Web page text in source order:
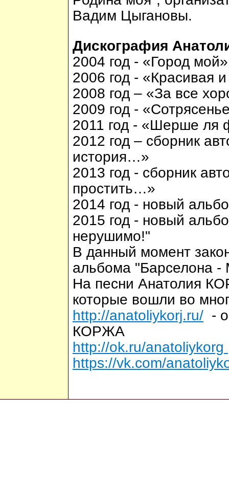
Вадим Цыгановы.
Дискография
2004 год - «Город
2006 год - «Красивая
2008 год – «За все
2009 год -
2011 год - «Шерше ля
2012 год – сборник
история…»
2013 год - сборник
простить…»
2014 год - новый
2015 год - новый
нерушимо!"
В данный момент
альбома "Барселона -
На песни Анатолия
которые вошли во
http://anatoliykorj.ru/ -
КОРЖА
http://ok.ru/anatoliykorg
https://vk.com/